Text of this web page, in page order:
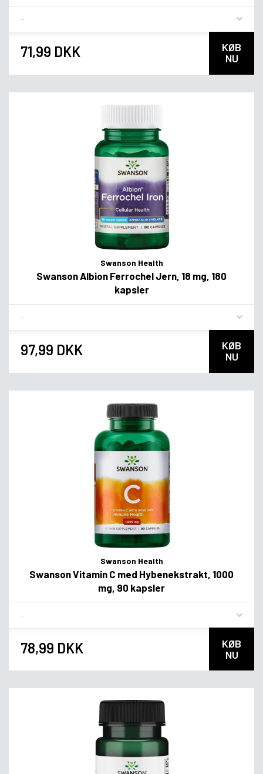
71,99 DKK
KØB
NU
Swanson Health
Swanson Albion Ferrochel Jern, 18 mg, 180
kapsler
97,99 DKK
KØB
NU
Swanson Health
Swanson Vitamin C med Hybenekstrakt, 1000
mg, 90 kapsler
78,99 DKK
KØB
NU